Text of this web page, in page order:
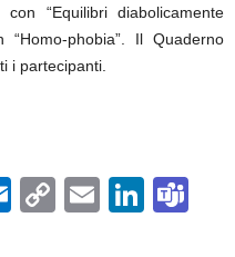
“Equilibri diabolicamente
phobia”. Il Quaderno
i partecipanti.
Outlook.com
CopyEmail